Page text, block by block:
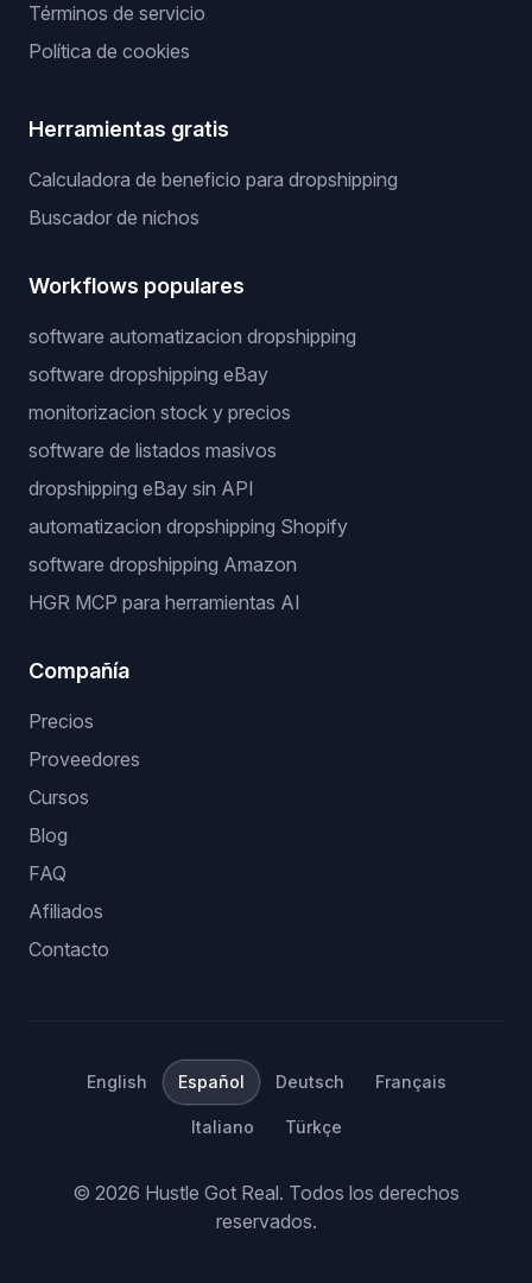
Términos de servicio
Política de cookies
Herramientas gratis
Calculadora de beneficio para dropshipping
Buscador de nichos
Workflows populares
software automatizacion dropshipping
software dropshipping eBay
monitorizacion stock y precios
software de listados masivos
dropshipping eBay sin API
automatizacion dropshipping Shopify
software dropshipping Amazon
HGR MCP para herramientas AI
Compañía
Precios
Proveedores
Cursos
Blog
FAQ
Afiliados
Contacto
English Español Deutsch Français
Italiano Türkçe
© 2026 Hustle Got Real. Todos los derechos
reservados.